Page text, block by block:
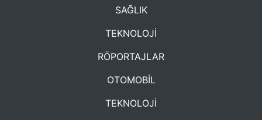
SAĞLIK
TEKNOLOJİ
RÖPORTAJLAR
OTOMOBİL
TEKNOLOJİ